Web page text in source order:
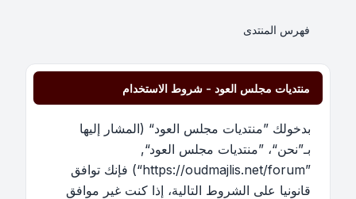
فهرس المنتدى
منتديات مجلس العود - شروط الاستخدام
بدخولك ”منتديات مجلس العود“ (المشار إليها
بـ”نحن“، ”منتديات مجلس العود“,
”https://oudmajlis.net/forum“) فإنك توافق
قانونيا على الشروط التالية، إذا كنت غير موافق